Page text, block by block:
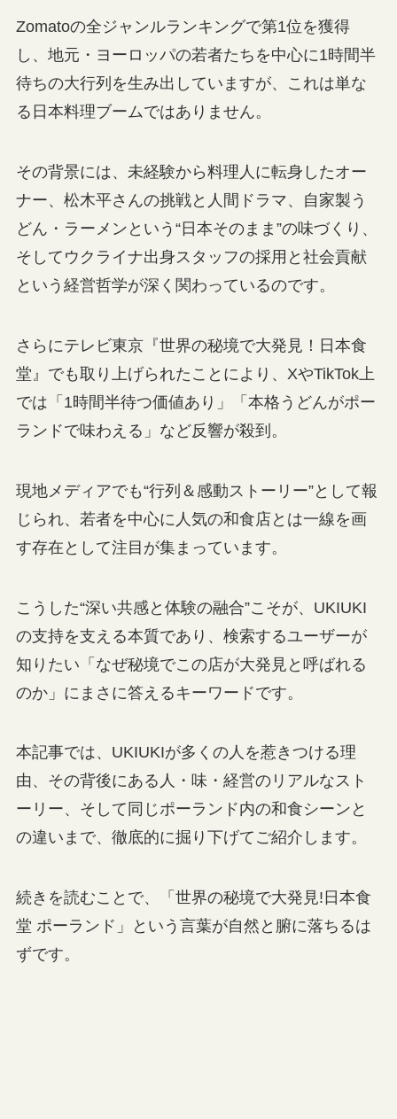
Zomatoの全ジャンルランキングで第1位を獲得
し、地元・ヨーロッパの若者たちを中心に1時間半
待ちの大行列を生み出していますが、これは単な
る日本料理ブームではありません。
その背景には、未経験から料理人に転身したオー
ナー、松木平さんの挑戦と人間ドラマ、自家製う
どん・ラーメンという“日本そのまま”の味づくり、
そしてウクライナ出身スタッフの採用と社会貢献
という経営哲学が深く関わっているのです。
さらにテレビ東京『世界の秘境で大発見！日本食
堂』でも取り上げられたことにより、XやTikTok上
では「1時間半待つ価値あり」「本格うどんがポー
ランドで味わえる」など反響が殺到。
現地メディアでも“行列＆感動ストーリー”として報
じられ、若者を中心に人気の和食店とは一線を画
す存在として注目が集まっています。
こうした“深い共感と体験の融合”こそが、UKIUKI
の支持を支える本質であり、検索するユーザーが
知りたい「なぜ秘境でこの店が大発見と呼ばれる
のか」にまさに答えるキーワードです。
本記事では、UKIUKIが多くの人を惹きつける理
由、その背後にある人・味・経営のリアルなスト
ーリー、そして同じポーランド内の和食シーンと
の違いまで、徹底的に掘り下げてご紹介します。
続きを読むことで、「世界の秘境で大発見!日本食
堂 ポーランド」という言葉が自然と腑に落ちるは
ずです。